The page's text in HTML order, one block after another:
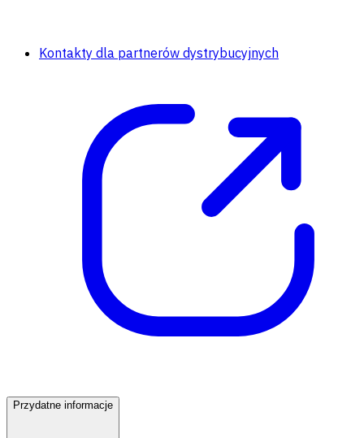
Kontakty dla partnerów dystrybucyjnych
Przydatne informacje